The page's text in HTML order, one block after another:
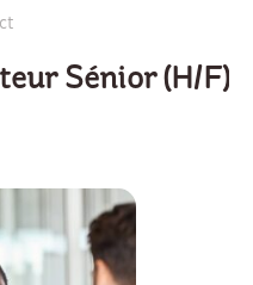
Sénior (H/F)